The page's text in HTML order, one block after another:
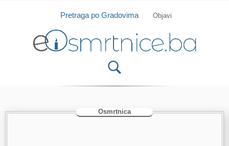
Isprobajte našu Android i IOS aplikaciju
Pretraga po Gradovima Objavi
Osmrtnica